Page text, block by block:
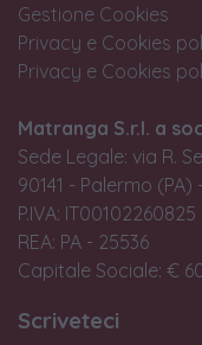
Gestione Cookies
Privacy e Cookies
Privacy e Cookies
Matranga S.r.l. a
Sede Legale: via R.
90141 - Palermo (PA)
P.IVA: IT00102260825
REA: PA - 25536
Capitale Sociale: €
Scriveteci